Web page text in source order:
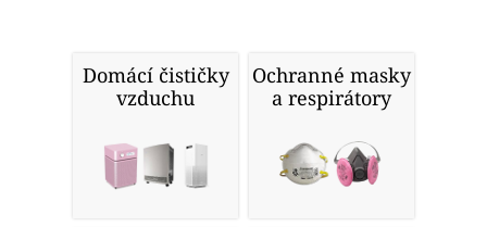
Domácí čističky
vzduchu
Ochranné masky
a respirátory